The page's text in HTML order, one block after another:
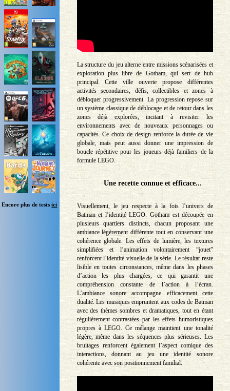
Encore plus de testsici
La structure du jeu alterne entre missions scénarisées et
exploration plus libre de Gotham, qui sert de hub
principal. Cette ville ouverte propose différentes
activités secondaires, défis, collectibles et zones à
débloquer progressivement. La progression repose sur
un système classique de déblocage et de retour dans les
zones déjà explorées, incitant à revisiter les
environnements avec de nouveaux personnages ou
capacités. Ce choix de design renforce la durée de vie
globale, mais peut aussi donner une impression de
boucle répétitive pour les joueurs déjà familiers de la
formule LEGO.
Une recette connue et efficace...
Visuellement, le jeu respecte à la fois l’univers de
Batman et l’identité LEGO. Gotham est découpée en
plusieurs quartiers distincts, chacun proposant une
ambiance légèrement différente tout en conservant une
cohérence globale. Les effets de lumière, les textures
simplifiées et l’animation volontairement “jouet”
renforcent l’identité visuelle de la série. Le résultat reste
lisible en toutes circonstances, même dans les phases
d’action les plus chargées, ce qui garantit une
compréhension constante de l’action à l’écran.
L’ambiance sonore accompagne efficacement cette
dualité. Les musiques empruntent aux codes de Batman
avec des thèmes sombres et dramatiques, tout en étant
régulièrement contrastées par les effets humoristiques
propres à LEGO. Ce mélange maintient une tonalité
légère, même dans les séquences plus sérieuses. Les
bruitages renforcent également l’aspect comique des
interactions, donnant au jeu une identité sonore
cohérente avec son positionnement familial.